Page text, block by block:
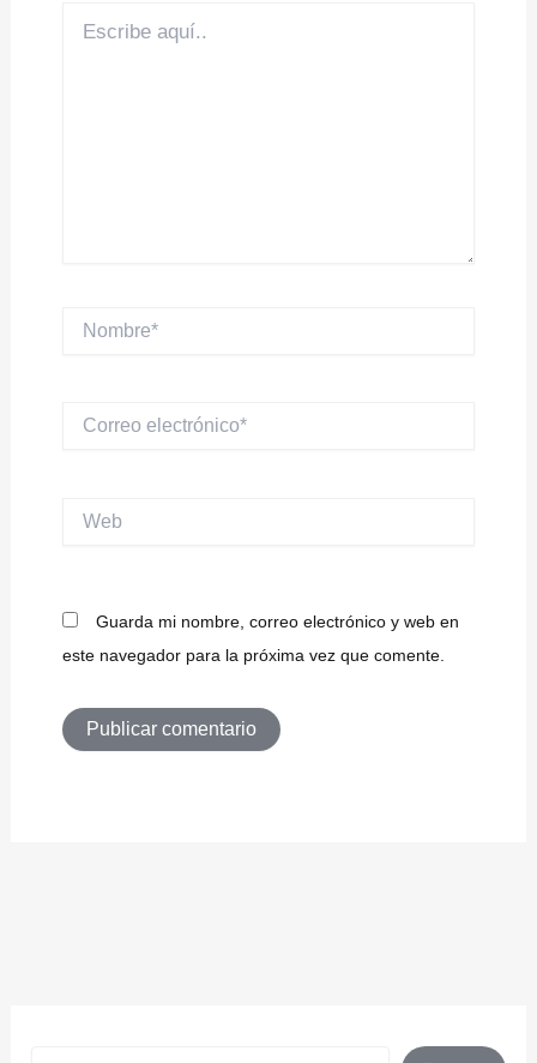
aquí..
Correo
electrónico*
Web
Guarda mi nombre, correo electrónico y web en
este navegador para la próxima vez que comente.